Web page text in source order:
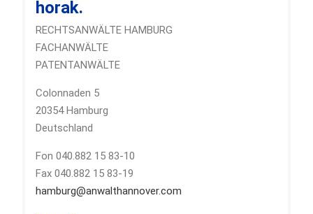
horak.
RECHTSANWÄLTE HAMBURG
FACHANWÄLTE
PATENTANWÄLTE
Colonnaden 5
20354 Hamburg
Deutschland
Fon 040.882 15 83-10
Fax 040.882 15 83-19
hamburg@anwalthannover.com